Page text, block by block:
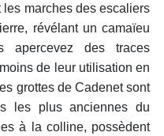
marches des escaliers
révélant un camaïeu
apercevez des traces
de leur utilisation en
grottes de Cadenet sont
les plus anciennes du
à la colline, possèdent